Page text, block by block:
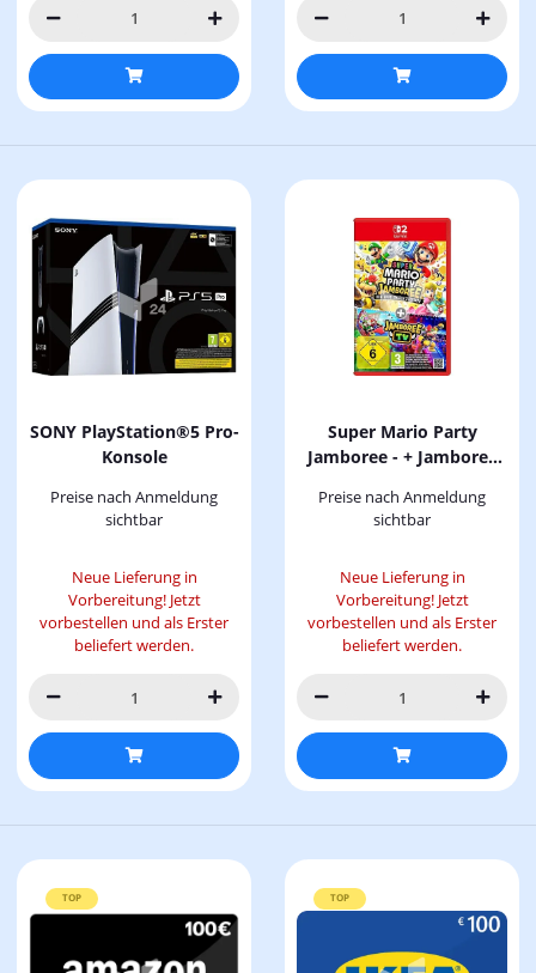
SONY PlayStation®5 Pro-
Konsole
Preise nach Anmeldung
sichtbar
Neue Lieferung in
Vorbereitung! Jetzt
vorbestellen und als Erster
beliefert werden.
Super Mario Party
Jamboree - + Jamboree
Preise nach Anmeldung
sichtbar
Neue Lieferung in
Vorbereitung! Jetzt
vorbestellen und als Erster
beliefert werden.
TOP TOP